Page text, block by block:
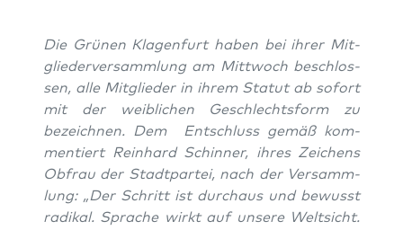
Die Grü­nen Kla­gen­furt haben bei ihrer Mit­
glie­der­ver­samm­lung am Mitt­woch beschlos­
sen, alle Mit­glie­der in ihrem Sta­tut ab sofort
mit der weib­li­chen Geschlechts­form zu
bezeich­nen. Dem Ent­schluss gemäß kom­
men­tiert Rein­hard Schin­ner, ihres Zei­chens
Obfrau der Stadt­par­tei, nach der Ver­samm­
lung: „Der Schritt ist durch­aus und bewusst
radi­kal. Spra­che wirkt auf unse­re Welt­sicht.